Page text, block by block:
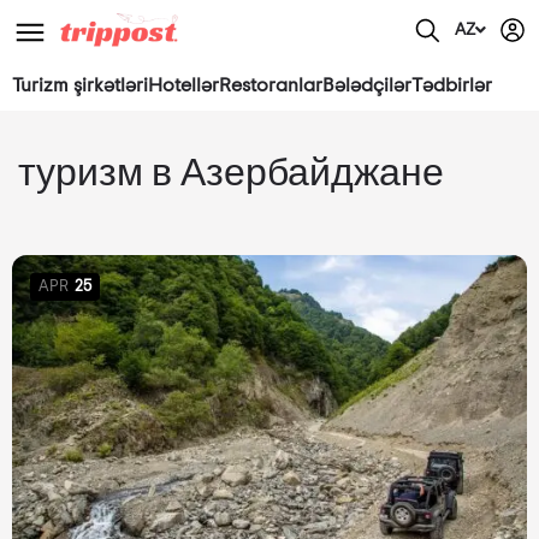
AZ
Turizm şirkətləriHotellərRestoranlarBələdçilərTədbirlər
туризм в Азербайджане
APR 25